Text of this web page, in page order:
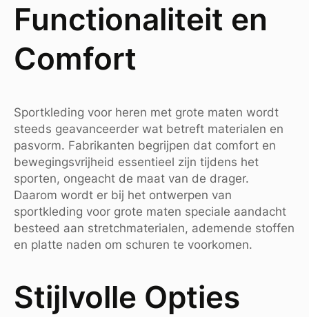
Functionaliteit en
Comfort
Sportkleding voor heren met grote maten wordt
steeds geavanceerder wat betreft materialen en
pasvorm. Fabrikanten begrijpen dat comfort en
bewegingsvrijheid essentieel zijn tijdens het
sporten, ongeacht de maat van de drager.
Daarom wordt er bij het ontwerpen van
sportkleding voor grote maten speciale aandacht
besteed aan stretchmaterialen, ademende stoffen
en platte naden om schuren te voorkomen.
Stijlvolle Opties